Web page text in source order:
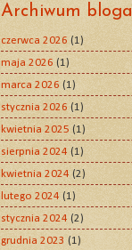
Archiwum bloga
czerwca 2026 (1)
maja 2026 (1)
marca 2026 (1)
stycznia 2026 (1)
kwietnia 2025 (1)
sierpnia 2024 (1)
kwietnia 2024 (2)
lutego 2024 (1)
stycznia 2024 (2)
grudnia 2023 (1)